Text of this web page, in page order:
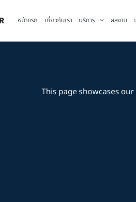
หน้าแรก เกี่ยวกับเรา บริการ ผลงาน
This page showcases